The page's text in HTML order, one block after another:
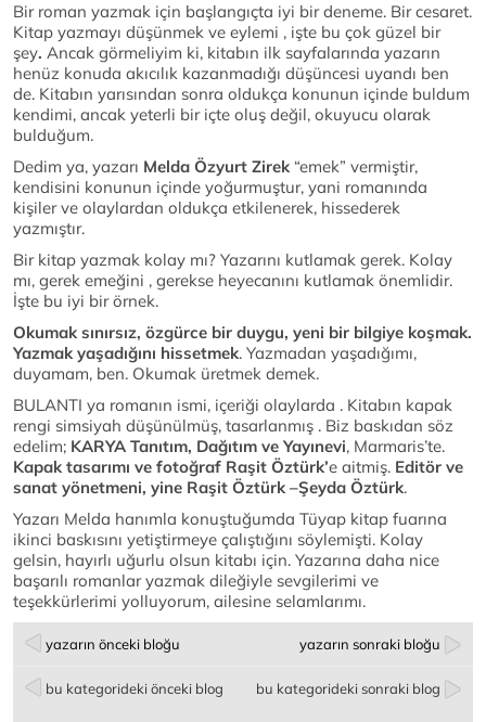
Bir roman yazmak için başlangıçta iyi bir deneme. Bir cesaret.
Kitap yazmayı düşünmek ve eylemi , işte bu çok güzel bir
şey. Ancak görmeliyim ki, kitabın ilk sayfalarında yazarın
henüz konuda akıcılık kazanmadığı düşüncesi uyandı ben
de. Kitabın yarısından sonra oldukça konunun içinde buldum
kendimi, ancak yeterli bir içte oluş değil, okuyucu olarak
bulduğum.
Dedim ya, yazarı Melda Özyurt Zirek“emek” vermiştir,
kendisini konunun içinde yoğurmuştur, yani romanında
kişiler ve olaylardan oldukça etkilenerek, hissederek
yazmıştır.
Bir kitap yazmak kolay mı? Yazarını kutlamak gerek. Kolay
mı, gerek emeğini , gerekse heyecanını kutlamak önemlidir.
İşte bu iyi bir örnek.
Okumak sınırsız, özgürce bir duygu, yeni bir bilgiye koşmak.
Yazmak yaşadığını hissetmek. Yazmadan yaşadığımı,
duyamam, ben. Okumak üretmek demek.
BULANTI ya romanın ismi, içeriği olaylarda . Kitabın kapak
rengi simsiyah düşünülmüş, tasarlanmış . Biz baskıdan söz
edelim; KARYA Tanıtım, Dağıtım ve Yayınevi, Marmaris’te.
Kapak tasarımı ve fotoğraf Raşit Öztürk’e aitmiş. Editör ve
sanat yönetmeni, yine Raşit Öztürk –Şeyda Öztürk.
Yazarı Melda hanımla konuştuğumda Tüyap kitap fuarına
ikinci baskısını yetiştirmeye çalıştığını söylemişti. Kolay
gelsin, hayırlı uğurlu olsun kitabı için. Yazarına daha nice
başarılı romanlar yazmak dileğiyle sevgilerimi ve
teşekkürlerimi yolluyorum, ailesine selamlarımı.
yazarın önceki bloğu yazarın sonraki bloğu
bu kategorideki önceki blog bu kategorideki sonraki blog